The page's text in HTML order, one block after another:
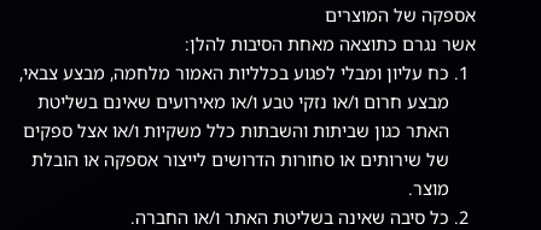
אספקה של המוצרים
אשר נגרם כתוצאה מאחת הסיבות להלן:
כח עליון ומבלי לפגוע בכלליות האמור מלחמה, מבצע צבאי,
מבצע חרום ו/או נזקי טבע ו/או מאירועים שאינם בשליטת
האתר כגון שביתות והשבתות כלל משקיות ו/או אצל ספקים
של שירותים או סחורות הדרושים לייצור אספקה או הובלת
מוצר.
כל סיבה שאינה בשליטת האתר ו/או החברה.